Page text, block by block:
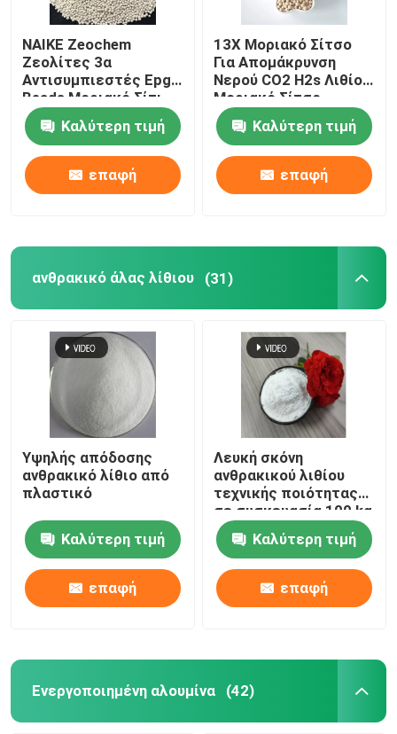
Χημικοί βοηθητικοί παράγοντες
NAIKE Zeochem
Ζεολίτες 3α
Αντισυμπιεστές Epg
Beads Μοριακό Σίτι
Καλύτερη τιμή
επαφή
13X Μοριακό Σίτσο
Για Απομάκρυνση
Νερού CO2 H2s Λιθίου
Μοριακό Σίτσο
Καλύτερη τιμή
επαφή
ανθρακικό άλας λίθιου (31)
Υψηλής απόδοσης
ανθρακικό λίθιο από
πλαστικό
Καλύτερη τιμή
επαφή
Λευκή σκόνη
ανθρακικού λιθίου
τεχνικής ποιότητας
σε συσκευασία 100 kg
Καλύτερη τιμή
επαφή
Ενεργοποιημένη αλουμίνα (42)